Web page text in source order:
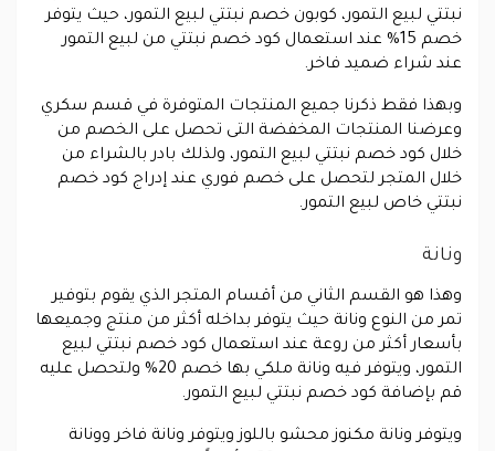
نبتتي لبيع التمور، كوبون خصم نبتتي لبيع التمور، حيث يتوفر
خصم 15% عند استعمال كود خصم نبتتي من لبيع التمور
عند شراء ضميد فاخر.
وبهذا فقط ذكرنا جميع المنتجات المتوفرة في قسم سكري
وعرضنا المنتجات المخفضة التى تحصل على الخصم من
خلال كود خصم نبتتي لبيع التمور، ولذلك بادر بالشراء من
خلال المتجر لتحصل على خصم فوري عند إدراج كود خصم
نبتتي خاص لبيع التمور.
ونانة
وهذا هو القسم الثاني من أقسام المتجر الذي يقوم بتوفير
تمر من النوع ونانة حيث يتوفر بداخله أكثر من منتج وجميعها
بأسعار أكثر من روعة عند استعمال كود خصم نبتتي لبيع
التمور، ويتوفر فيه ونانة ملكي بها خصم 20% ولتحصل عليه
قم بإضافة كود خصم نبتتي لبيع التمور.
ويتوفر ونانة مكنوز محشو باللوز ويتوفر ونانة فاخر وونانة